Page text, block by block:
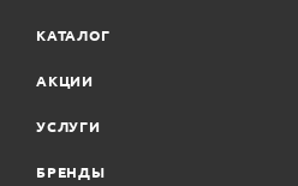
КАТАЛОГ
АКЦИИ
УСЛУГИ
БРЕНДЫ